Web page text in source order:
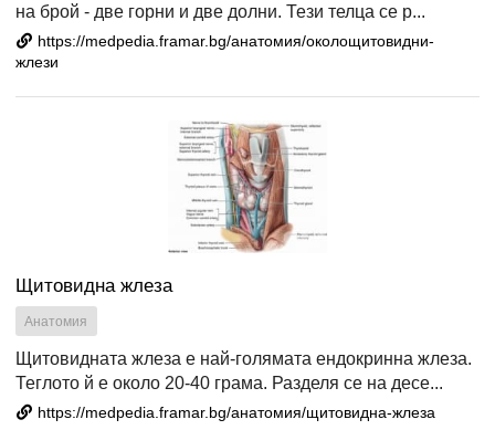
на брой - две горни и две долни. Тези телца се р...
https://medpedia.framar.bg/анатомия/околощитовидни-
жлези
Щитовидна жлеза
Анатомия
Щитовидната жлеза е най-голямата ендокринна жлеза.
Теглото й е около 20-40 грама. Разделя се на десе...
https://medpedia.framar.bg/анатомия/щитовидна-жлеза